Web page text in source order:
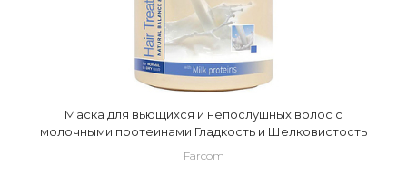
Маска для вьющихся и непослушных волос с
молочными протеинами Гладкость и Шелковистость
Farcom